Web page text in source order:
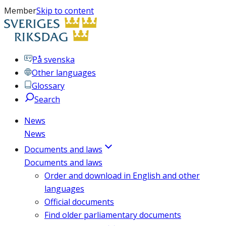
MemberSkip to content
På svenska
Other languages
Glossary
Search
News
News
Documents and laws
Documents and laws
Order and download in English and other
languages
Official documents
Find older parliamentary documents